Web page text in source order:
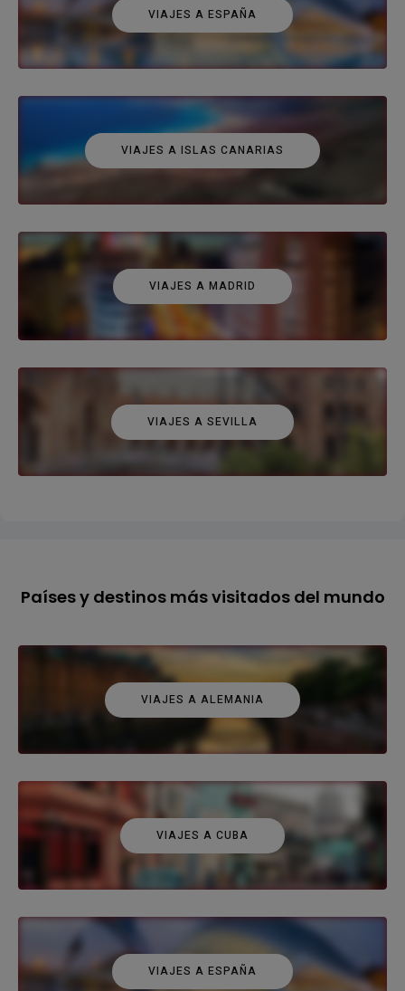
VIAJES A ESPAÑA
VIAJES A ISLAS CANARIAS
VIAJES A MADRID
VIAJES A SEVILLA
Países y destinos más visitados del mundo
VIAJES A ALEMANIA
VIAJES A CUBA
VIAJES A ESPAÑA